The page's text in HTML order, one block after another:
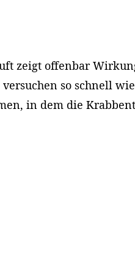
zeigt offenbar
so schnell
in dem die